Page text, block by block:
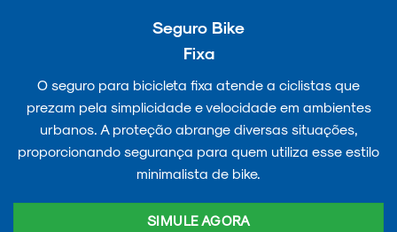
Seguro Bike
Fixa
O seguro para bicicleta fixa atende a ciclistas que
prezam pela simplicidade e velocidade em ambientes
urbanos. A proteção abrange diversas situações,
proporcionando segurança para quem utiliza esse estilo
minimalista de bike.
SIMULE AGORA